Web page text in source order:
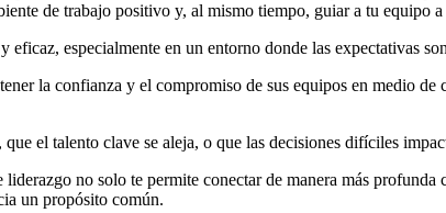
de trabajo positivo y, al mismo tiempo, guiar a tu equipo
especialmente en un entorno donde las expectativas
la confianza y el compromiso de sus equipos en medio
el talento clave se aleja, o que las decisiones difíciles
no solo te permite conectar de manera más
un propósito común.